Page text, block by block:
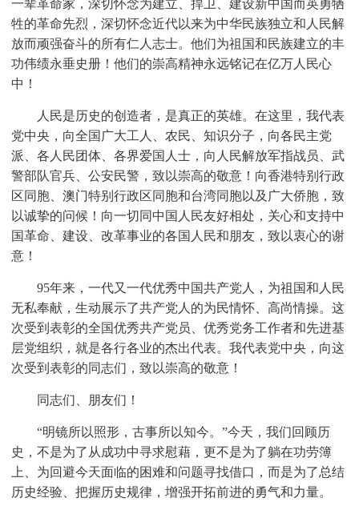
一辈革命家，深切怀念为建立、捍卫、建设新中国而英勇牺
牲的革命先烈，深切怀念近代以来为中华民族独立和人民解
放而顽强奋斗的所有仁人志士。他们为祖国和民族建立的丰
功伟绩永垂史册！他们的崇高精神永远铭记在亿万人民心
中！
人民是历史的创造者，是真正的英雄。在这里，我代表
党中央，向全国广大工人、农民、知识分子，向各民主党
派、各人民团体、各界爱国人士，向人民解放军指战员、武
警部队官兵、公安民警，致以崇高的敬意！向香港特别行政
区同胞、澳门特别行政区同胞和台湾同胞以及广大侨胞，致
以诚挚的问候！向一切同中国人民友好相处，关心和支持中
国革命、建设、改革事业的各国人民和朋友，致以衷心的谢
意！
95年来，一代又一代优秀中国共产党人，为祖国和人民
无私奉献，生动展示了共产党人的为民情怀、高尚情操。这
次受到表彰的全国优秀共产党员、优秀党务工作者和先进基
层党组织，就是各行各业的杰出代表。我代表党中央，向这
次受到表彰的同志们，致以崇高的敬意！
同志们、朋友们！
“明镜所以照形，古事所以知今。”今天，我们回顾历
史，不是为了从成功中寻求慰藉，更不是为了躺在功劳簿
上、为回避今天面临的困难和问题寻找借口，而是为了总结
历史经验、把握历史规律，增强开拓前进的勇气和力量。